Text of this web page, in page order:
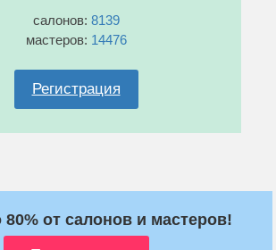
салонов: 8139
мастеров: 14476
Регистрация
80% от салонов и мастеров!